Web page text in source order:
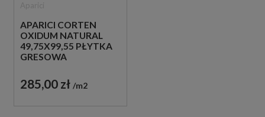
APARICI CORTEN
OXIDUM NATURAL
49,75X99,55 PŁYTKA
GRESOWA
285,00 zł m2